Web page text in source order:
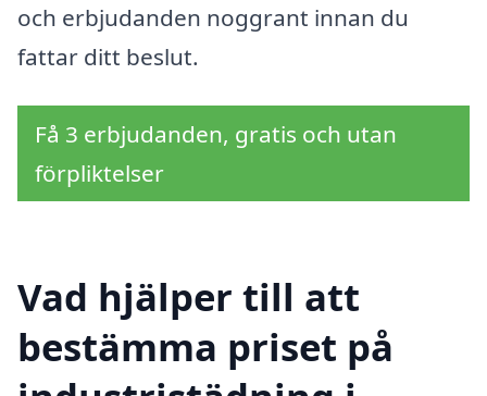
och erbjudanden noggrant innan du
fattar ditt beslut.
Få 3 erbjudanden, gratis och utan
förpliktelser
Vad hjälper till att
bestämma priset på